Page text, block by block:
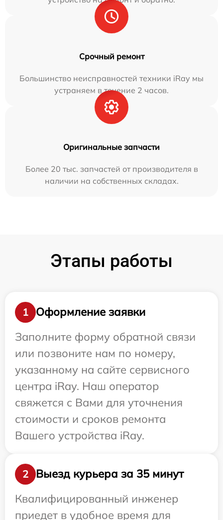
Срочный ремонт
Большинство неисправностей техники iRay мы
устраняем в течение 2 часов.
Оригинальные запчасти
Более 20 тыс. запчастей от производителя в
наличии на собственных складах.
Этапы работы
1
Оформление заявки
Заполните форму обратной связи
или позвоните нам по номеру,
указанному на сайте сервисного
центра iRay. Наш оператор
свяжется с Вами для уточнения
стоимости и сроков ремонта
Вашего устройства iRay.
2
Выезд курьера за 35 минут
Квалифицированный инженер
приедет в удобное время для